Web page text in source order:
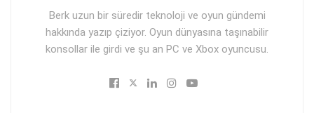
Berk uzun bir süredir teknoloji ve oyun gündemi
hakkında yazıp çiziyor. Oyun dünyasına taşınabilir
konsollar ile girdi ve şu an PC ve Xbox oyuncusu.